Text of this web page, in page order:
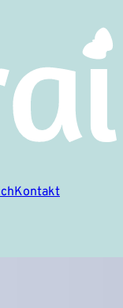
Kontakt